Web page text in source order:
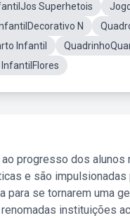
Superhetois
N
Infantil
progresso dos
e são
se tornarem uma
instituições